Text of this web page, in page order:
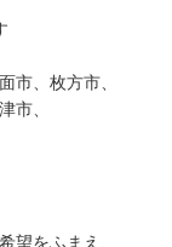
市、枚方市、
市、
望をふまえ、